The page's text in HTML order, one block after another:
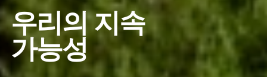
우리의 지속
가능성